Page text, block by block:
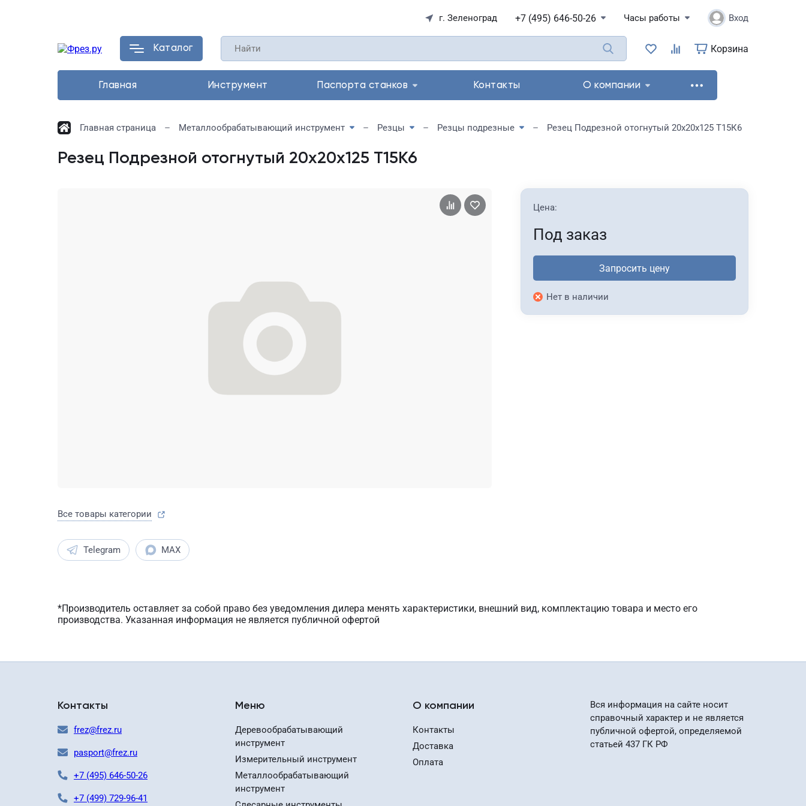
г. Зеленоград +7 (495) 646-50-26 Часы работы Вход
Каталог Корзина
Главная Инструмент Паспорта станков Контакты О компании
Главная страница Металлообрабатывающий инструмент Резцы Резцы подрезные Резец Подрезной отогнутый 20х20х125 Т15К6
Резец Подрезной отогнутый 20х20х125 Т15К6
Все товары категории
Telegram MAX
Цена:
Под заказ
Запросить цену
Нет в наличии
*Производитель оставляет за собой право без уведомления дилера менять характеристики, внешний вид, комплектацию товара и место его
производства. Указанная информация не является публичной офертой
Контакты
frez@frez.ru
pasport@frez.ru
+7 (495) 646-50-26
+7 (499) 729-96-41
Меню
Деревообрабатывающий
инструмент
Измерительный инструмент
Металлообрабатывающий
инструмент
О компании
Контакты
Доставка
Оплата
Вся информация на сайте носит
справочный характер и не является
публичной офертой, определяемой
статьей 437 ГК РФ